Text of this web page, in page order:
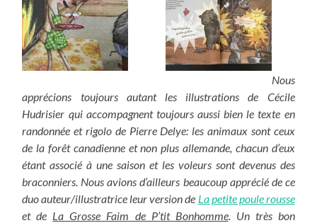
Nous
apprécions toujours autant les illustrations de Cécile
Hudrisier qui accompagnent toujours aussi bien le texte en
randonnée et rigolo de Pierre Delye: les animaux sont ceux
de la forêt canadienne et non plus allemande, chacun d’eux
étant associé à une saison et les voleurs sont devenus des
braconniers. Nous avions d’ailleurs beaucoup apprécié de ce
duo auteur/illustratrice leur version de La petite poule rousse
et de La Grosse Faim de P’tit Bonhomme. Un très bon